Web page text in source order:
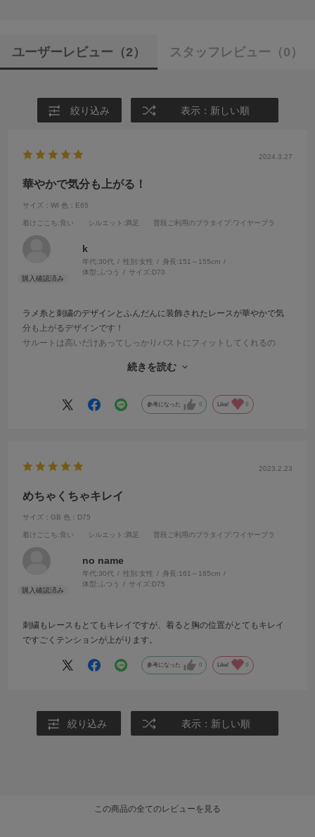
ユーザーレビュー （2） スタッフレビュー （0）
絞り込み 表示：新しい順
2024.3.27
華やかで気分も上がる！
サイズ：WI 色：E65
着けごこち:良い シルエット :満足 普段ご利用のブラタイプ :ワイヤーブラ
k
年代:30代 性別:女性 身長:151～155cm
体型:ふつう サイズ:D70
ラメ糸と刺繍のデザインとふんだんに装飾されたレースが華やかで気
分も上がるデザインです！
サルートは高いだけあってしっかりバストにフィットしてくれるの
とかもないのもあって、一度サルートを着けてしまうと他は買えなく
続きを読む
参考になった 0 Like! 0
2023.2.23
めちゃくちゃキレイ
サイズ：GB 色：D75
着けごこち:良い シルエット :満足 普段ご利用のブラタイプ :ワイヤーブラ
no name
年代:30代 性別:女性 身長:161～165cm
体型: ふつう サイズ:D75
刺繍もレースもとてもキレイですが、着ると胸の位置がとてもキレイ
ですごくテンションが上がります。
参考になった 0 Like! 0
絞り込み 表示：新しい順
この商品の全てのレビューを見る